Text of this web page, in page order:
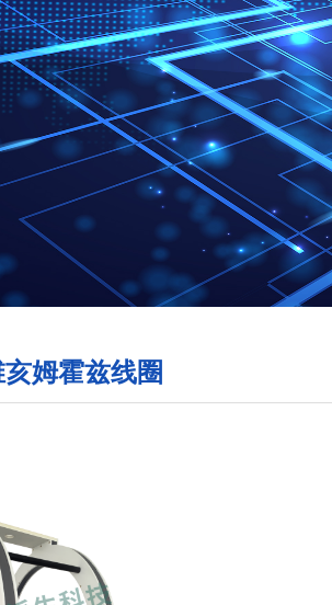
霍兹线圈